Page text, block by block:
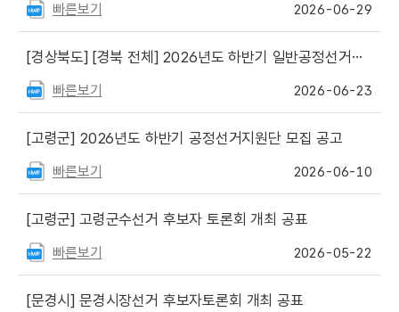
빠른보기 2026-06-29
[경상북도] [경북 전체] 2026년도 하반기 일반공정선거지원단 서류심사 합격자 및 면접심사 일정 안내
빠른보기 2026-06-23
[고령군] 2026년도 하반기 공정선거지원단 모집 공고
빠른보기 2026-06-10
[고령군] 고령군수선거 후보자 토론회 개최 공표
빠른보기 2026-05-22
[문경시] 문경시장선거 후보자토론회 개최 공표